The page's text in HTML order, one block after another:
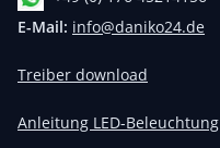
E-Mail: info@daniko24.de
Treiber download
Anleitung LED-Beleuchtung